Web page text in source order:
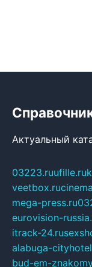
Актуальный
03223.ruufille.ru
veetbox.ru
mega-press.ru
eurovision-
itrack-24.ru
alabuga-
bud-em-